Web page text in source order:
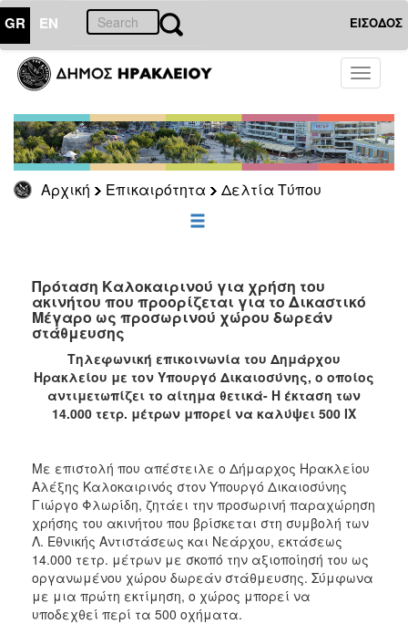
GR EN ΕΙΣΟΔΟΣ
Toggle
Αρχική Επικαιρότητα Δελτία Τύπου
ΕΠΙΚΑΙΡΟΤΗΤΑ
Τύπου
Αρχείο
ΕΠΙΣΚΕΠΤΗΣ
ΗΡΑΚΛΕΙΟ
Πρόταση Καλοκαιρινού για χρήση του
ακινήτου που προορίζεται για το Δικαστικό
Μέγαρο ως προσωρινού χώρου δωρεάν
στάθμευσης
Τηλεφωνική επικοινωνία του Δημάρχου
Ηρακλείου με τον Υπουργό Δικαιοσύνης, ο οποίος
αντιμετωπίζει το αίτημα θετικά- Η έκταση των
14.000 τετρ. μέτρων μπορεί να καλύψει 500 ΙΧ
Με επιστολή που απέστειλε ο Δήμαρχος Ηρακλείου
Αλέξης Καλοκαιρινός στον Υπουργό Δικαιοσύνης
Γιώργο Φλωρίδη, ζητάει την προσωρινή παραχώρηση
χρήσης του ακινήτου που βρίσκεται στη συμβολή των
Λ. Εθνικής Αντιστάσεως και Νεάρχου, εκτάσεως
14.000 τετρ. μέτρων με σκοπό την αξιοποίησή του ως
οργανωμένου χώρου δωρεάν στάθμευσης. Σύμφωνα
με μια πρώτη εκτίμηση, ο χώρος μπορεί να
υποδεχθεί περί τα 500 οχήματα.